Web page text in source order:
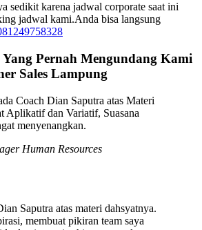
sedikit karena jadwal corporate saat ini
jadwal kami.Anda bisa langsung
Pernah Mengundang Kami
Sales Lampung
Coach Dian Saputra atas Materi
Aplikatif dan Variatif, Suasana
menyenangkan.
Human Resources
Saputra atas materi dahsyatnya.
membuat pikiran team saya